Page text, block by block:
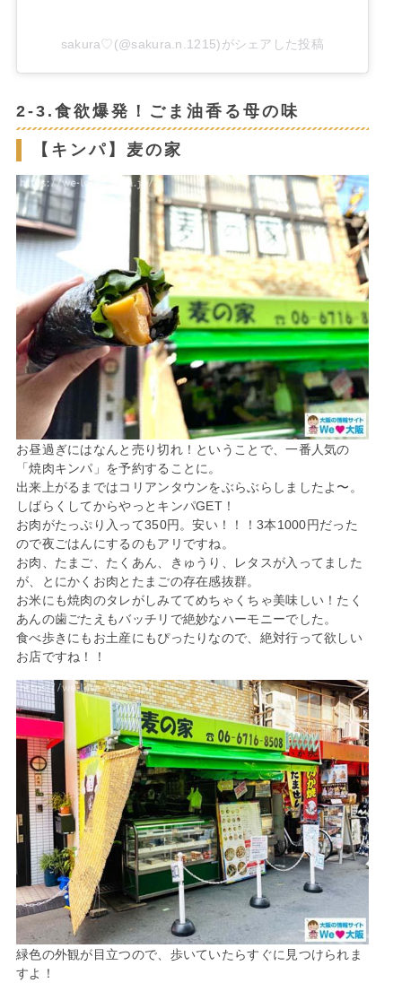
sakura♡(@sakura.n.1215)がシェアした投稿
2-3.食欲爆発！ごま油香る母の味
【キンパ】麦の家
お昼過ぎにはなんと売り切れ！ということで、一番人気の
「焼肉キンパ」を予約することに。
出来上がるまではコリアンタウンをぶらぶらしましたよ〜。
しばらくしてからやっとキンパGET！
お肉がたっぷり入って350円。安い！！！3本1000円だった
ので夜ごはんにするのもアリですね。
お肉、たまご、たくあん、きゅうり、レタスが入ってました
が、とにかくお肉とたまごの存在感抜群。
お米にも焼肉のタレがしみててめちゃくちゃ美味しい！たく
あんの歯ごたえもバッチリで絶妙なハーモニーでした。
食べ歩きにもお土産にもぴったりなので、絶対行って欲しい
お店ですね！！
緑色の外観が目立つので、歩いていたらすぐに見つけられま
すよ！